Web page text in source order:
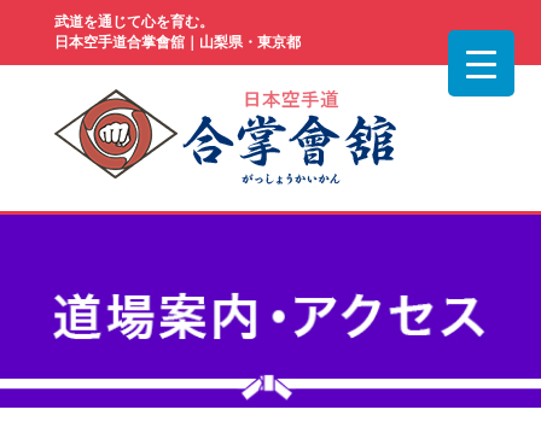
武道を通じて心を育む。
日本空手道合掌會舘｜山梨県・東京都